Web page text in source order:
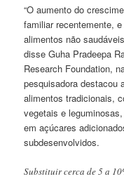
“O aumento do
familiar recentemente,
alimentos não
disse Guha Pradeepa
Research Foundation,
pesquisadora destacou
alimentos tradicionais,
vegetais e
em açúcares
subdesenvolvidos.
Substituir cerca de 5 a